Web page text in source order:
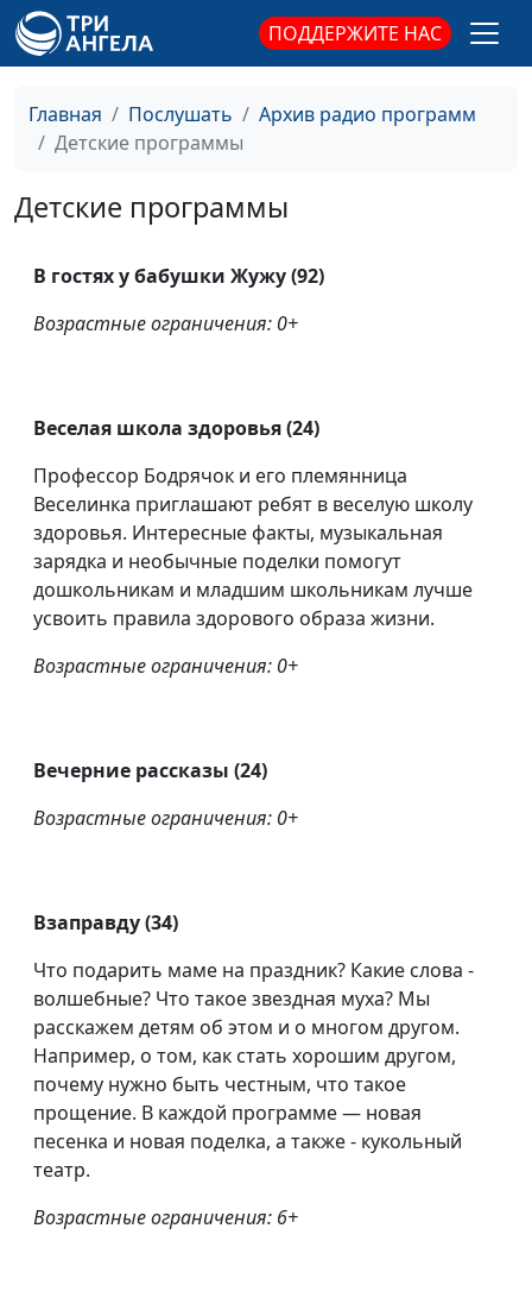
ПОДДЕРЖИТЕ НАС
Главная Послушать
Архив радио программ
Детские программы
Детские программы
В гостях у бабушки Жужу (92)
Возрастные ограничения: 0+
Веселая школа здоровья (24)
Профессор Бодрячок и его племянница
Веселинка приглашают ребят в веселую школу
здоровья. Интересные факты, музыкальная
зарядка и необычные поделки помогут
дошкольникам и младшим школьникам лучше
усвоить правила здорового образа жизни.
Возрастные ограничения: 0+
Вечерние рассказы (24)
Возрастные ограничения: 0+
Взаправду (34)
Что подарить маме на праздник? Какие слова -
волшебные? Что такое звездная муха? Мы
расскажем детям об этом и о многом другом.
Например, о том, как стать хорошим другом,
почему нужно быть честным, что такое
прощение. В каждой программе — новая
песенка и новая поделка, а также - кукольный
театр.
Возрастные ограничения: 6+